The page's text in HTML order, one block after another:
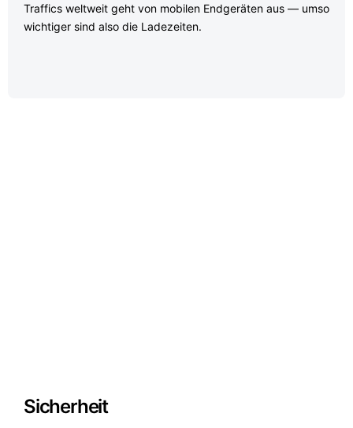
Traffics weltweit geht von mobilen Endgeräten aus — umso
wichtiger sind also die Ladezeiten.
Sicherheit